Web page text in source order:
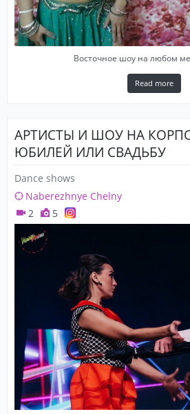
Восточное шоу на любом
Read more
АРТИСТЫ И ШОУ НА
ЮБИЛЕЙ ИЛИ СВАДЬБУ
Dance shows
Naberezhnye Chelny
2
5